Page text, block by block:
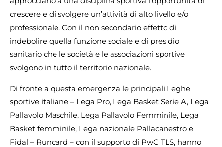
crescere e di svolgere un’attività di alto livello e/o
professionale. Con il non secondario effetto di
indebolire quella funzione sociale e di presidio
sanitario che le società e le associazioni sportive
svolgono in tutto il territorio nazionale.
Di fronte a questa emergenza le principali Leghe
sportive italiane – Lega Pro, Lega Basket Serie A, Lega
Pallavolo Maschile, Lega Pallavolo Femminile, Lega
Basket femminile, Lega nazionale Pallacanestro e
Fidal – Runcard – con il supporto di PwC TLS, hanno